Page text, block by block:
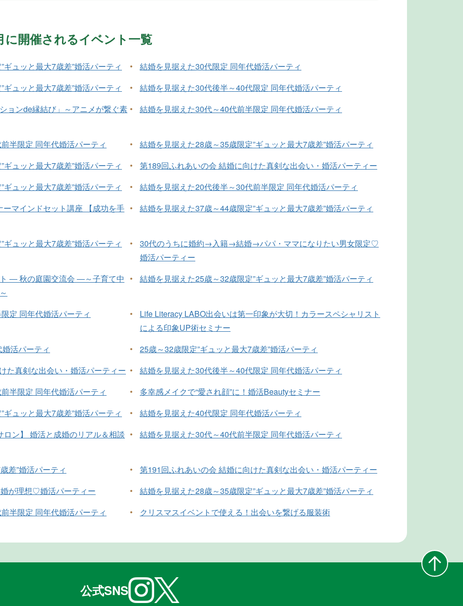
に開催されるイベント一覧
ュッと最大7歳差”婚活パーティ •
結婚を見据えた30代限定 同年代婚活パーティ
ュッと最大7歳差”婚活パーティ •
結婚を見据えた30代後半～40代限定 同年代婚活パーティ
ョンde縁結び」～アニメが繋ぐ素 • 結婚を見据えた30代～40代前半限定 同年代婚活パーティ
半限定 同年代婚活パーティ •
結婚を見据えた28歳～35歳限定”ギュッと最大7歳差”婚活パーティ
ュッと最大7歳差”婚活パーティ •
第189回ふれあいの会 結婚に向けた真剣な出会い・婚活パーティー
ュッと最大7歳差”婚活パーティ •
結婚を見据えた20代後半～30代前半限定 同年代婚活パーティ
マインドセット講座 【成功を手 • 結婚を見据えた37歳～44歳限定”ギュッと最大7歳差”婚活パーティ
ュッと最大7歳差”婚活パーティ •
30代のうちに婚約→入籍→結婚→パパ・ママになりたい男女限定♡
婚活パーティー
― 秋の庭園交流会 ―～子育て中
• 結婚を見据えた25歳～32歳限定”ギュッと最大7歳差”婚活パーティ
定 同年代婚活パーティ •
Life Literacy LABO出会いは第一印象が大切！カラースペシャリスト
による印象UP術セミナー
活パーティ •
25歳～32歳限定”ギュッと最大7歳差”婚活パーティ
た真剣な出会い・婚活パーティー •
結婚を見据えた30代後半～40代限定 同年代婚活パーティ
半限定 同年代婚活パーティ •
多幸感メイクで“愛され顔”に！婚活Beautyセミナー
ュッと最大7歳差”婚活パーティ •
結婚を見据えた40代限定 同年代婚活パーティ
ン】 婚活と成婚のリアル＆相談 • 結婚を見据えた30代～40代前半限定 同年代婚活パーティ
差”婚活パーティ •
第191回ふれあいの会 結婚に向けた真剣な出会い・婚活パーティー
が理想♡婚活パーティー •
結婚を見据えた28歳～35歳限定”ギュッと最大7歳差”婚活パーティ
半限定 同年代婚活パーティ • クリスマスイベントで使える！出会いを繋げる服装術
公式SNS